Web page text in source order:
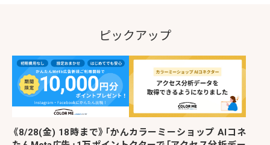
ピックアップ
《8/28(金) 18時まで》「かんカラーミーショップ AIコネ